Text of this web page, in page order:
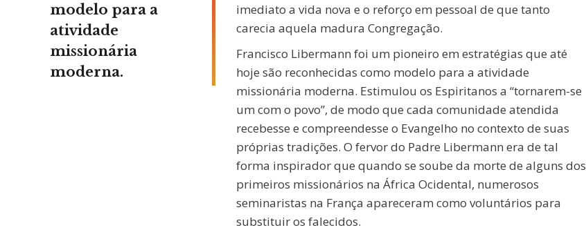
modelo para a
atividade
missionária
moderna.
imediato a vida nova e o reforço em pessoal de que tanto
carecia aquela madura Congregação.
Francisco Libermann foi um pioneiro em estratégias que até
hoje são reconhecidas como modelo para a atividade
missionária moderna. Estimulou os Espiritanos a “tornarem-se
um com o povo”, de modo que cada comunidade atendida
recebesse e compreendesse o Evangelho no contexto de suas
próprias tradições. O fervor do Padre Libermann era de tal
forma inspirador que quando se soube da morte de alguns dos
primeiros missionários na África Ocidental, numerosos
seminaristas na França apareceram como voluntários para
substituir os falecidos.